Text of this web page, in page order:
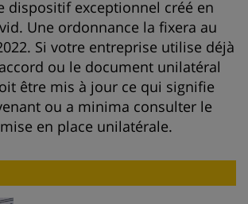
dispositif exceptionnel créé en
Une ordonnance la fixera au
Si votre entreprise utilise déjà
ou le document unilatéral
être mis à jour ce qui signifie
ou a minima consulter le
mise en place unilatérale.